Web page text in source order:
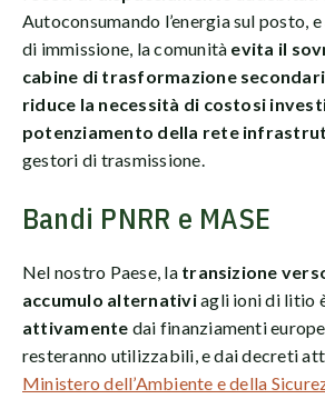
Autoconsumando l’energia sul posto,
di immissione, la comunità evita il
cabine di trasformazione
riduce la necessità di costosi
potenziamento della rete
gestori di trasmissione.
Bandi PNRR e MASE
Nel nostro Paese, la transizione
accumulo alternativiagli ioni di litio
attivamente dai finanziamenti
resteranno utilizzabili, e dai decreti
Ministero dell’Ambiente e della